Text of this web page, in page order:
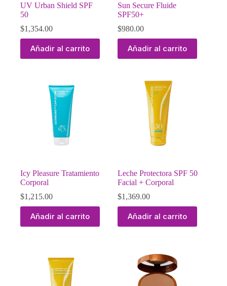
UV Urban Shield SPF
50
$1,354.00
Añadir al carrito
Sun Secure Fluide
SPF50+
$980.00
Añadir al carrito
Icy Pleasure Tratamiento
Corporal
$1,215.00
Añadir al carrito
Leche Protectora SPF 50
Facial + Corporal
$1,369.00
Añadir al carrito